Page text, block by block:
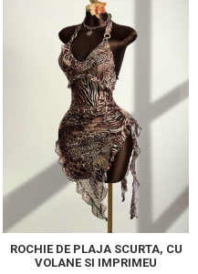
ROCHIE DE PLAJA SCURTA, CU
VOLANE SI IMPRIMEU